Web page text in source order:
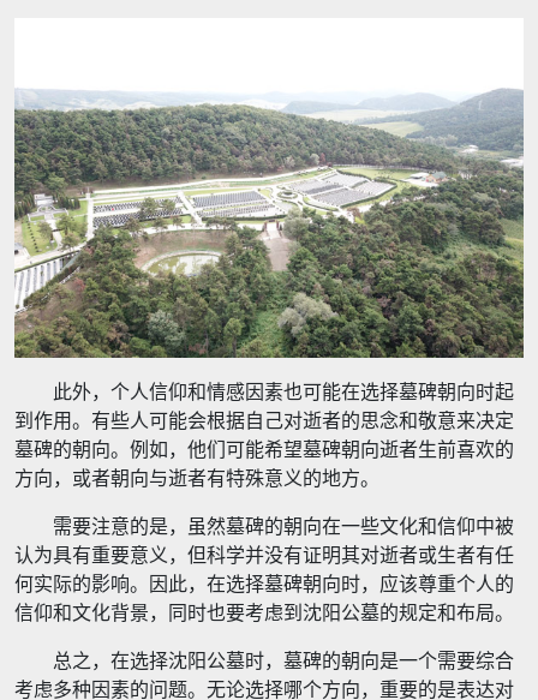
此外，个人信仰和情感因素也可能在选择墓碑朝向时起
到作用。有些人可能会根据自己对逝者的思念和敬意来决定
墓碑的朝向。例如，他们可能希望墓碑朝向逝者生前喜欢的
方向，或者朝向与逝者有特殊意义的地方。
需要注意的是，虽然墓碑的朝向在一些文化和信仰中被
认为具有重要意义，但科学并没有证明其对逝者或生者有任
何实际的影响。因此，在选择墓碑朝向时，应该尊重个人的
信仰和文化背景，同时也要考虑到沈阳公墓的规定和布局。
总之，在选择沈阳公墓时，墓碑的朝向是一个需要综合
考虑多种因素的问题。无论选择哪个方向，重要的是表达对